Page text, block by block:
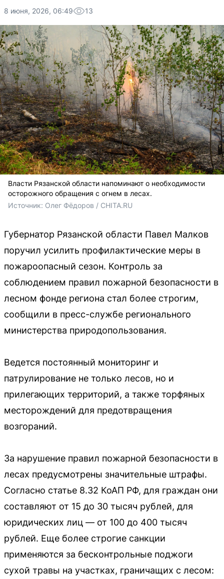
8 июня, 2026, 06:49 13
Власти Рязанской области напоминают о необходимости
осторожного обращения с огнем в лесах.
Источник: Олег Фёдоров / CHITA.RU
Губернатор Рязанской области Павел Малков
поручил усилить профилактические меры в
пожароопасный сезон. Контроль за
соблюдением правил пожарной безопасности в
лесном фонде региона стал более строгим,
сообщили в пресс-службе регионального
министерства природопользования.
Ведется постоянный мониторинг и
патрулирование не только лесов, но и
прилегающих территорий, а также торфяных
месторождений для предотвращения
возгораний.
За нарушение правил пожарной безопасности в
лесах предусмотрены значительные штрафы.
Согласно статье 8.32 КоАП РФ, для граждан они
составляют от 15 до 30 тысяч рублей, для
юридических лиц — от 100 до 400 тысяч
рублей. Еще более строгие санкции
применяются за бесконтрольные поджоги
сухой травы на участках, граничащих с лесом: